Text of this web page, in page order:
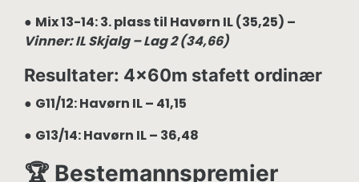
● Mix 13-14: 3. plass til Havørn IL (35,25) –
Vinner: IL Skjalg – Lag 2 (34,66)
Resultater: 4x60m stafett ordinær
● G11/12: Havørn IL – 41,15
● G13/14: Havørn IL – 36,48
🏆 Bestemannspremier